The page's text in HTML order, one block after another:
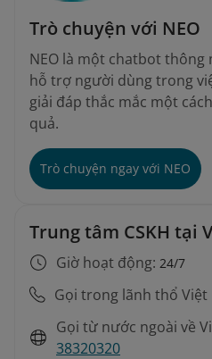
Trò chuyện với NEO
NEO là một chatbot
hỗ trợ người dùng trong
giải đáp thắc mắc một
quả.
Trò chuyện ngay với NEO
Trung tâm CSKH tại
Giờ hoạt động: 24/7
Gọi trong lãnh thổ Việt
Gọi từ nước ngoài về
38320320